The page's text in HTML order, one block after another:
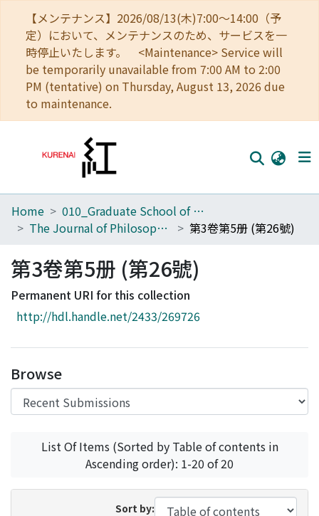
【メンテナンス】2026/08/13(木)7:00～14:00（予
定）において、メンテナンスのため、サービスを一
時停止いたします。 <Maintenance> Service will
be temporarily unavailable from 7:00 AM to 2:00
PM (tentative) on Thursday, August 13, 2026 due
to maintenance.
Home
Browse
Download Ranking
Access Statistics
Home
010_Graduate School of Letters
The Journal of Philosophical Studies
第3卷第5册 (第26號)
第3卷第5册 (第26號)
Permanent URI for this collection
http://hdl.handle.net/2433/269726
Browse
List Of Items (Sorted by Table of contents in
Ascending order): 1-20 of 20
Sort by: